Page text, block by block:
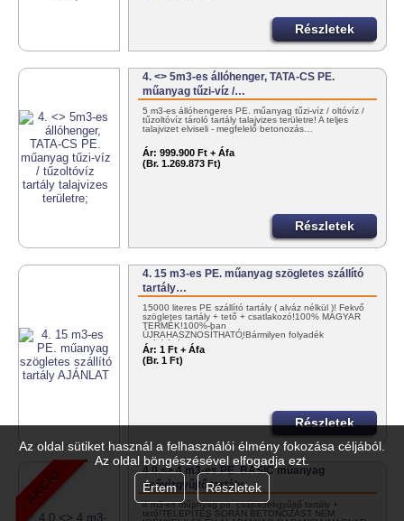
Az oldal sütiket használ a felhasználói élmény fokozása céljából.
Az oldal böngészésével elfogadja ezt.
Értem
Részletek
Részletek
4. <> 5m3-es állóhenger, TATA-CS PE.
műanyag tűzi-víz /…
5 m3-es állóhengeres PE. műanyag tűzi-víz / oltóvíz /
tűzoltóvíz tároló tartály talajvizes területre! A teljes
talajvizet elviseli - megfelelő betonozás…
Ár: 999.900 Ft + Áfa
(Br. 1.269.873 Ft)
Részletek
4. 15 m3-es PE. műanyag szögletes szállító
tartály…
15000 literes PE szállító tartály ( alváz nélkül )! Fekvő
szögletes tartály + tető + csatlakozó!100% MAGYAR
TERMÉK!100%-ban
ÚJRAHASZNOSÍTHATÓ!Bármilyen folyadék
szállítására! KEDVEZMÉNYES
KISZÁLLÍTÁS!+36302985814 vagy…
Ár: 1 Ft + Áfa
(Br. 1 Ft)
Részletek
4.0.<> 4 m3-es PE. BASIC műanyag
esővízgyűjtő tartály…
4 m3-es műanyag pe. csapadékgyűjtő tartály +
tető!TELEPÍTÉS SORÁN BETONOZÁST NEM